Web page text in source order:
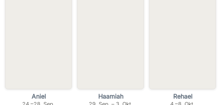
Aniel Haamiah Rehael